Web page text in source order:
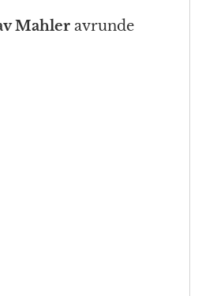
Mahler avrunde